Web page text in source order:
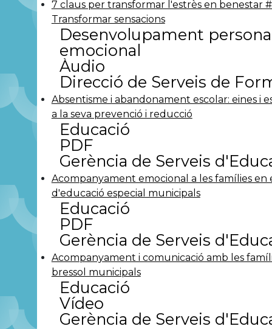
7 claus per transformar l'estrès en benestar
Transformar sensacions
Desenvolupament
emocional
Àudio
Direcció de Serveis de
Absentisme i abandonament escolar: eines i
a la seva prevenció i reducció
Educació
PDF
Gerència de Serveis
Acompanyament emocional a les famílies en
d'educació especial municipals
Educació
PDF
Gerència de Serveis
Acompanyament i comunicació amb les
bressol municipals
Educació
Vídeo
Gerència de Serveis